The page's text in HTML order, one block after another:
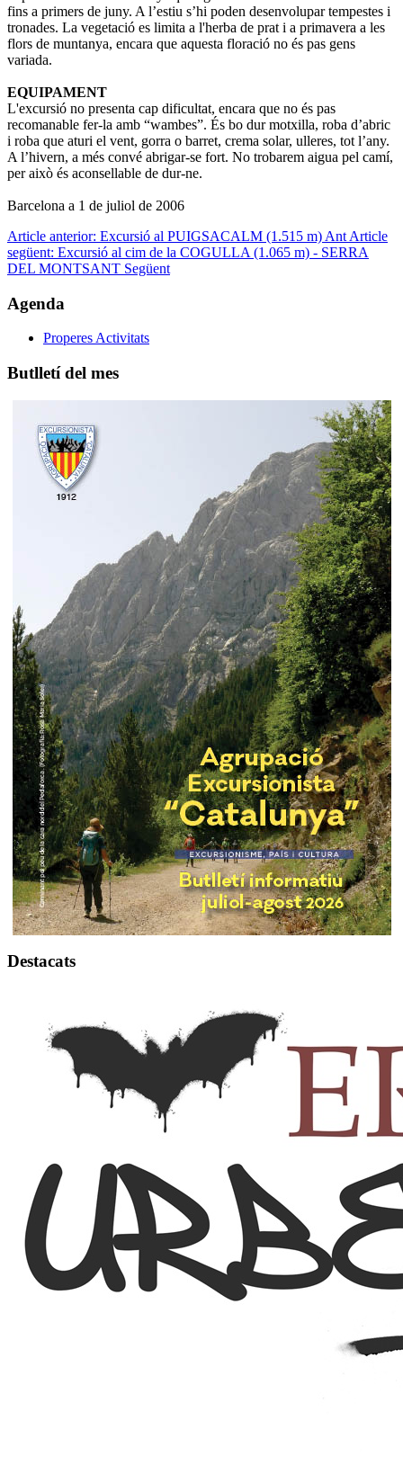
fins a primers de juny. A l’estiu s’hi poden desenvolupar tempestes i
tronades. La vegetació es limita a l'herba de prat i a primavera a les
flors de muntanya, encara que aquesta floració no és pas gens
variada.
EQUIPAMENT
L'excursió no presenta cap dificultat, encara que no és pas
recomanable fer-la amb “wambes”. És bo dur motxilla, roba d’abric
i roba que aturi el vent, gorra o barret, crema solar, ulleres, tot l’any.
A l’hivern, a més convé abrigar-se fort. No trobarem aigua pel camí,
per això és aconsellable de dur-ne.
Barcelona a 1 de juliol de 2006
Article anterior: Excursió al PUIGSACALM (1.515 m) Ant Article
següent: Excursió al cim de la COGULLA (1.065 m) - SERRA
DEL MONTSANT Següent
Agenda
Properes Activitats
Butlletí del mes
Destacats